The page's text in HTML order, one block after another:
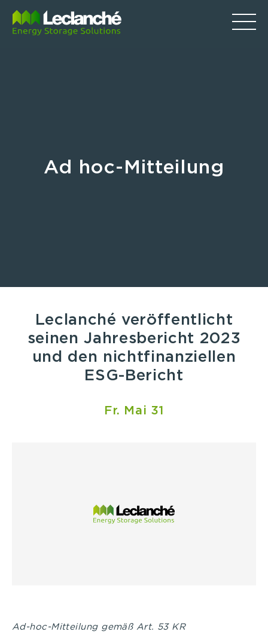
Ad hoc-Mitteilung
Leclanché veröffentlicht
seinen Jahresbericht 2023
und den nichtfinanziellen
ESG-Bericht
Fr. Mai 31
Ad-hoc-Mitteilung gemäß Art. 53 KR